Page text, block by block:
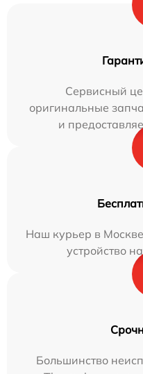
Сервисный
оригинальные
и
Наш курьер в
устройство
Большинство